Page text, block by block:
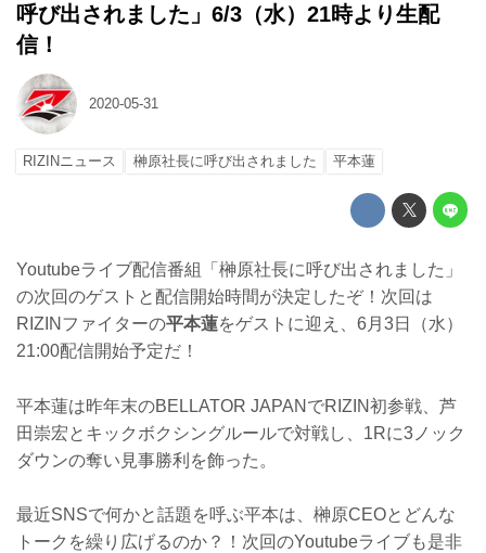
呼び出されました」6/3（水）21時より生配
信！
2020-05-31
RIZINニュース 榊原社長に呼び出されました 平本蓮
Youtubeライブ配信番組「榊原社長に呼び出されました」
の次回のゲストと配信開始時間が決定したぞ！次回は
RIZINファイターの平本蓮をゲストに迎え、6月3日（水）
21:00配信開始予定だ！
平本蓮は昨年末のBELLATOR JAPANでRIZIN初参戦、芦
田崇宏とキックボクシングルールで対戦し、1Rに3ノック
ダウンの奪い見事勝利を飾った。
最近SNSで何かと話題を呼ぶ平本は、榊原CEOとどんな
トークを繰り広げるのか？！次回のYoutubeライブも是非